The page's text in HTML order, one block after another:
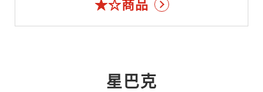
★☆商品
星巴克